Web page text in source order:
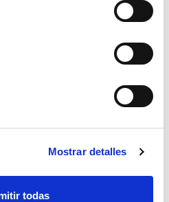
Mostrar detalles
todas
rápida ref.: 9707973